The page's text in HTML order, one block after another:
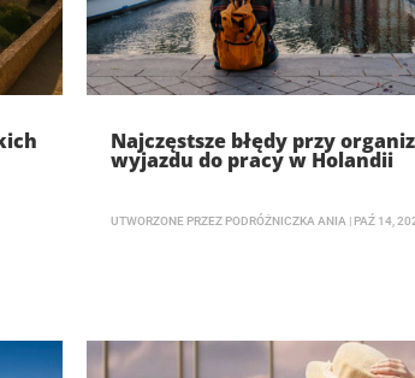
Najczęstsze błędy przy
wyjazdu do pracy w Holandii
UTWORZONE PRZEZ PODRÓŻNICZKA ANIA | PAŹ 14,